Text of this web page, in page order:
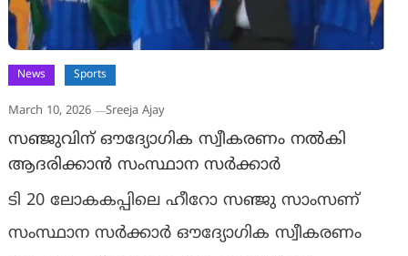
News Sports
March 10, 2026 Sreeja Ajay
സഞ്ജുവിന് ഔദ്യോഗിക സ്വീകരണം നൽകി
ആദരിക്കാൻ സംസ്ഥാന സർക്കാർ
ടി 20 ലോകകപ്പിലെ ഹീറോ സഞ്ജു സാംസണ്
സംസ്ഥാന സർക്കാർ ഔദ്യോഗിക സ്വീകരണം